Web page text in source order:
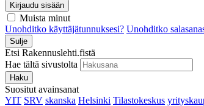
Kirjaudu sisään
Muista minut
Unohditko käyttäjätunnuksesi? Unohditko
Sulje
Etsi Rakennuslehti.fistä
Hae tältä sivustolta
Haku
Suositut avainsanat
YIT SRV skanska Helsinki Tilastokeskus